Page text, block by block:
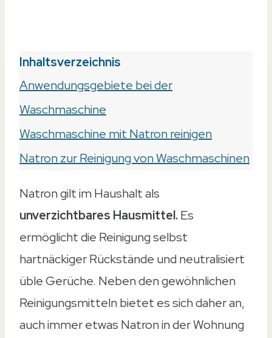
Inhaltsverzeichnis
Anwendungsgebiete bei der
Waschmaschine
Waschmaschine mit Natron reinigen
Natron zur Reinigung von Waschmaschinen
Natron gilt im Haushalt als
unverzichtbares Hausmittel.Es
ermöglicht die Reinigung selbst
hartnäckiger Rückstände und neutralisiert
üble Gerüche. Neben den gewöhnlichen
Reinigungsmitteln bietet es sich daher an,
auch immer etwas Natron in der Wohnung